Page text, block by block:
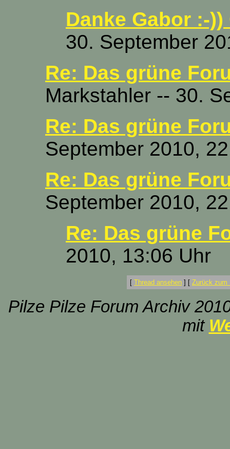
Danke Gabor :-))
30. September
Re: Das grüne
Markstahler -- 30.
Re: Das grüne
September 2010,
Re: Das grüne
September 2010,
Re: Das grüne
2010, 13:06 Uhr
[ Thread ansehen ] [ Zurück zum
Pilze Pilze Forum Archiv
mit